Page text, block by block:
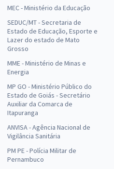
MEC - Ministério da Educação
SEDUC/MT - Secretaria de
Estado de Educação, Esporte e
Lazer do estado de Mato
Grosso
MME - Ministério de Minas e
Energia
MP GO - Ministério Público do
Estado de Goiás - Secretário
Auxiliar da Comarca de
Itapuranga
ANVISA - Agência Nacional de
Vigilância Sanitária
PM PE - Polícia Militar de
Pernambuco